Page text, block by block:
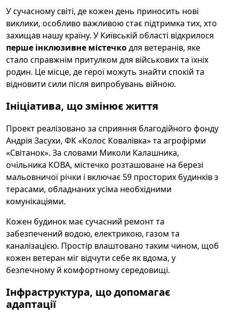
У сучасному світі, де кожен день приносить нові
виклики, особливо важливою стає підтримка тих, хто
захищав нашу країну. У Київській області відкрилося
перше інклюзивне містечкодля ветеранів, яке
стало справжнім притулком для військових та їхніх
родин. Це місце, де герої можуть знайти спокій та
відновити сили після випробувань війною.
Ініціатива, що змінює життя
Проект реалізовано за сприяння благодійного фонду
Андрія Засухи, ФК «Колос Ковалівка» та агрофірми
«Світанок». За словами Миколи Калашника,
очільника КОВА, містечко розташоване на березі
мальовничої річки і включає 59 просторих будинків з
терасами, обладнаних усіма необхідними
комунікаціями.
Кожен будинок має сучасний ремонт та
забезпечений водою, електрикою, газом та
каналізацією. Простір влаштовано таким чином, щоб
кожен ветеран міг відчути себе як вдома, у
безпечному й комфортному середовищі.
Інфраструктура, що допомагає
адаптації